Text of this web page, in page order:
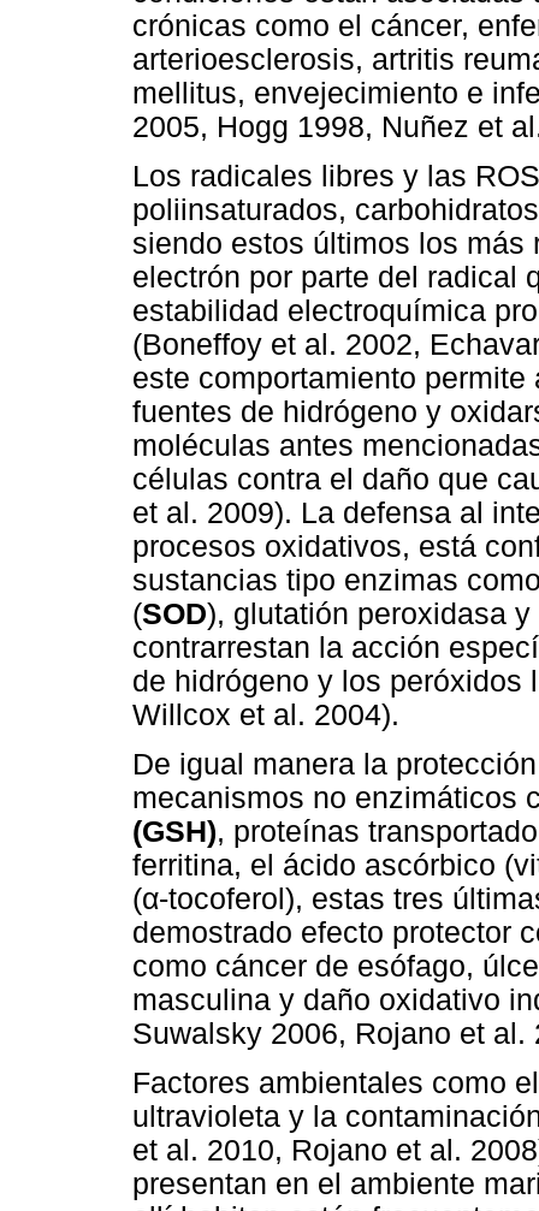
crónicas como el cáncer,
arterioesclerosis, artritis
mellitus, envejecimiento e
2005, Hogg 1998, Nuñez et
Los radicales libres y las
poliinsaturados,
siendo estos últimos los
electrón por parte del radical
estabilidad electroquímica
(Boneffoy et al. 2002,
este comportamiento
fuentes de hidrógeno y
moléculas antes
células contra el daño que
et al. 2009). La defensa al
procesos oxidativos, está
sustancias tipo enzimas
(SOD), glutatión peroxidasa
contrarrestan la acción
de hidrógeno y los
Willcox et al. 2004).
De igual manera la
mecanismos no enzimáticos
(GSH), proteínas
ferritina, el ácido ascórbico
(α-tocoferol), estas tres
demostrado efecto protector
como cáncer de esófago,
masculina y daño oxidativo
Suwalsky 2006, Rojano et
Factores ambientales como
ultravioleta y la
et al. 2010, Rojano et al.
presentan en el ambiente